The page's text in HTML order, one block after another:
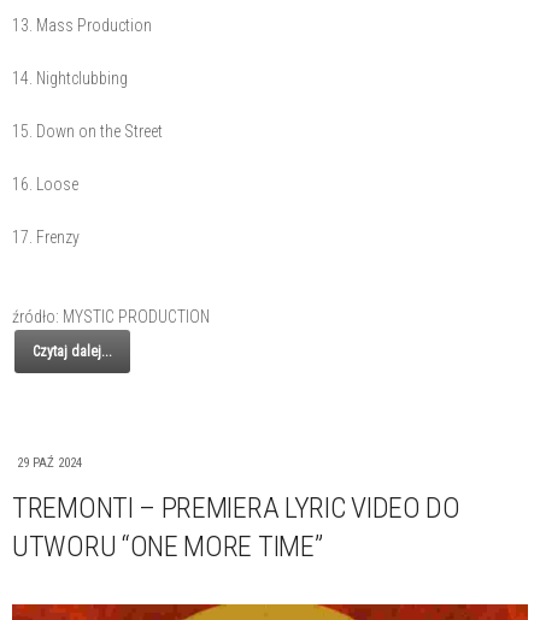
13. Mass Production
14. Nightclubbing
15. Down on the Street
16. Loose
17. Frenzy
źródło: MYSTIC PRODUCTION
Czytaj dalej...
29 PAŹ 2024
TREMONTI – PREMIERA LYRIC VIDEO DO
UTWORU “ONE MORE TIME”